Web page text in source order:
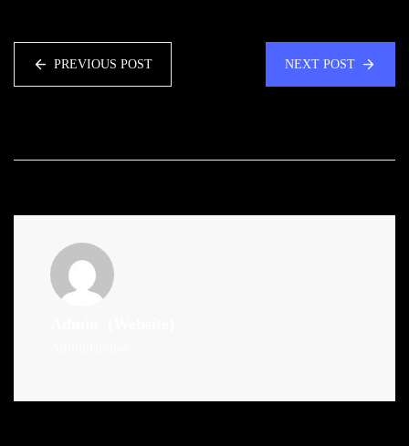
PREVIOUS POST NEXT POST